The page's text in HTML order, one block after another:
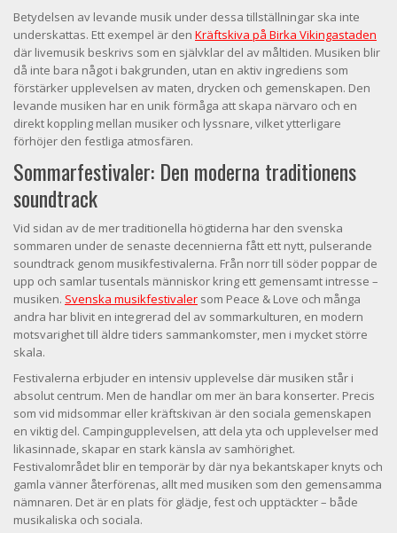
Betydelsen av levande musik under dessa tillställningar ska inte
underskattas. Ett exempel är den Kräftskiva på Birka Vikingastaden
där livemusik beskrivs som en självklar del av måltiden. Musiken blir
då inte bara något i bakgrunden, utan en aktiv ingrediens som
förstärker upplevelsen av maten, drycken och gemenskapen. Den
levande musiken har en unik förmåga att skapa närvaro och en
direkt koppling mellan musiker och lyssnare, vilket ytterligare
förhöjer den festliga atmosfären.
Sommarfestivaler: Den moderna traditionens
soundtrack
Vid sidan av de mer traditionella högtiderna har den svenska
sommaren under de senaste decennierna fått ett nytt, pulserande
soundtrack genom musikfestivalerna. Från norr till söder poppar de
upp och samlar tusentals människor kring ett gemensamt intresse –
musiken. Svenska musikfestivaler som Peace & Love och många
andra har blivit en integrerad del av sommarkulturen, en modern
motsvarighet till äldre tiders sammankomster, men i mycket större
skala.
Festivalerna erbjuder en intensiv upplevelse där musiken står i
absolut centrum. Men de handlar om mer än bara konserter. Precis
som vid midsommar eller kräftskivan är den sociala gemenskapen
en viktig del. Campingupplevelsen, att dela yta och upplevelser med
likasinnade, skapar en stark känsla av samhörighet.
Festivalområdet blir en temporär by där nya bekantskaper knyts och
gamla vänner återförenas, allt med musiken som den gemensamma
nämnaren. Det är en plats för glädje, fest och upptäckter – både
musikaliska och sociala.